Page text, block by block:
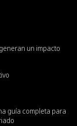
un impacto
guía completa para